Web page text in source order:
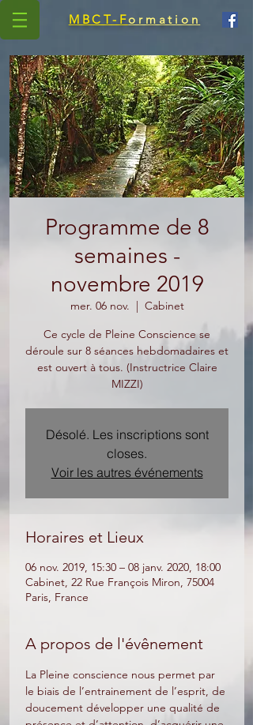
MBCT-Formation
Programme de 8
semaines -
novembre 2019
mer. 06 nov.
  |
Cabinet
Ce cycle de Pleine Conscience se
déroule sur 8 séances hebdomadaires et
est ouvert à tous. (Instructrice Claire
MIZZI)
Désolé. Les inscriptions sont
closes.
Voir les autres événements
Horaires et Lieux
06 nov. 2019, 15:30 – 08 janv. 2020, 18:00
Cabinet, 22 Rue François Miron, 75004
Paris, France
A propos de l'évênement
La Pleine conscience nous permet par
le biais de l’entrainement de l’esprit, de
doucement développer une qualité de